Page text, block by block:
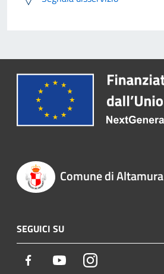
Comune di Altamura
SEGUICI SU
Facebook YoutubeInstagram